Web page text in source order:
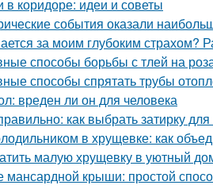
коридоре: идеи и советы
события оказали
за моим глубоким страхом?
способы борьбы с тлей на
способы спрятать трубы
вреден ли он для человека
как выбрать затирку для
в хрущевке: как
малую хрущевку в уютный
мансардной крыши: простой